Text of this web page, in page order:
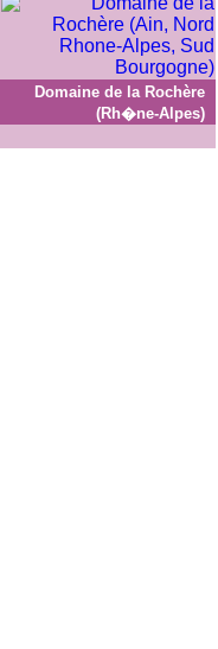
Domaine de la Rochère
(Rh�ne-Alpes)